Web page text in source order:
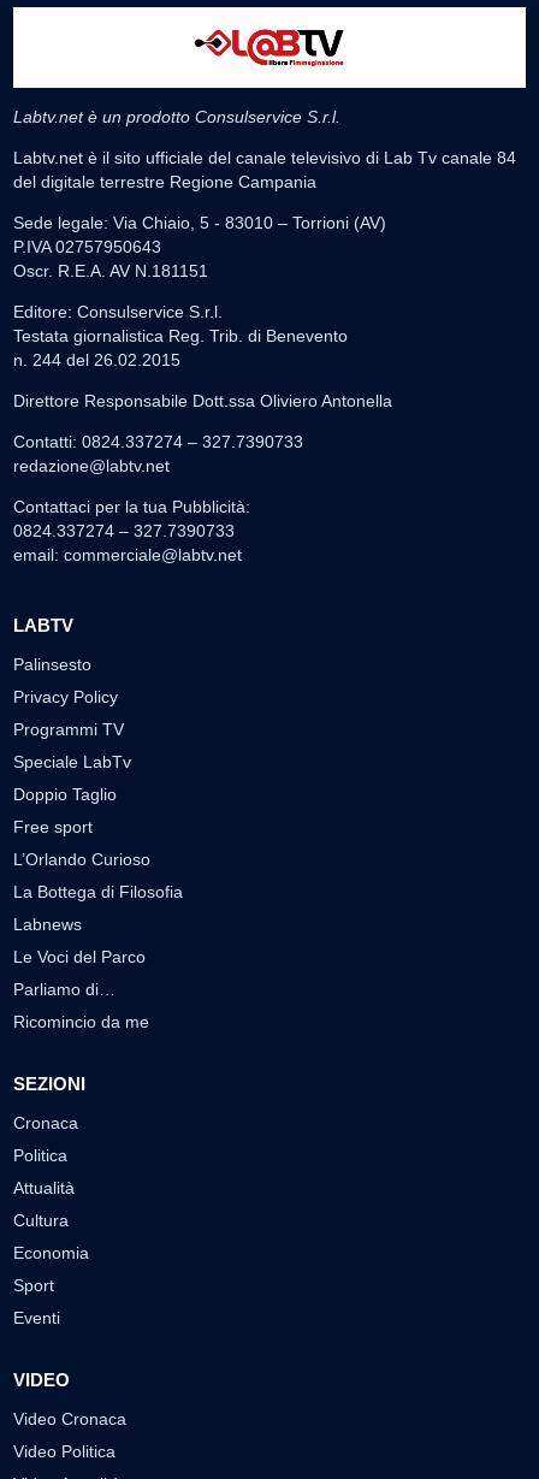
Labtv.net è un prodotto Consulservice S.r.l.
Labtv.net è il sito ufficiale del canale televisivo di Lab Tv canale 84
del digitale terrestre Regione Campania
Sede legale: Via Chiaio, 5 - 83010 – Torrioni (AV)
P.IVA 02757950643
Oscr. R.E.A. AV N.181151
Editore: Consulservice S.r.l.
Testata giornalistica Reg. Trib. di Benevento
n. 244 del 26.02.2015
Direttore Responsabile Dott.ssa Oliviero Antonella
Contatti: 0824.337274 – 327.7390733
redazione@labtv.net
Contattaci per la tua Pubblicità:
0824.337274 – 327.7390733
email: commerciale@labtv.net
LABTV
Palinsesto
Privacy Policy
Programmi TV
Speciale LabTv
Doppio Taglio
Free sport
L’Orlando Curioso
La Bottega di Filosofia
Labnews
Le Voci del Parco
Parliamo di…
Ricomincio da me
SEZIONI
Cronaca
Politica
Attualità
Cultura
Economia
Sport
Eventi
VIDEO
Video Cronaca
Video Politica